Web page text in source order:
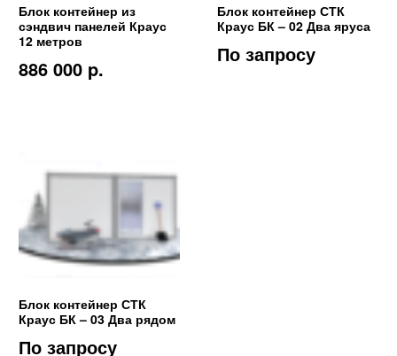
Блок контейнер из
сэндвич панелей Краус
12 метров
886 000 p.
Блок контейнер СТК
Краус БК – 02 Два яруса
По запросу
Блок контейнер СТК
Краус БК – 03 Два рядом
По запросу